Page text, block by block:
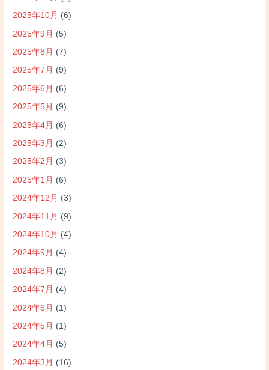
2025年10月 (6)
2025年9月 (5)
2025年8月 (7)
2025年7月 (9)
2025年6月 (6)
2025年5月 (9)
2025年4月 (6)
2025年3月 (2)
2025年2月 (3)
2025年1月 (6)
2024年12月 (3)
2024年11月 (9)
2024年10月 (4)
2024年9月 (4)
2024年8月 (2)
2024年7月 (4)
2024年6月 (1)
2024年5月 (1)
2024年4月 (5)
2024年3月 (16)